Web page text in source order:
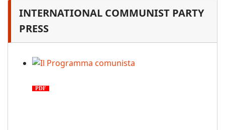
INTERNATIONAL COMMUNIST PARTY
PRESS
PDF